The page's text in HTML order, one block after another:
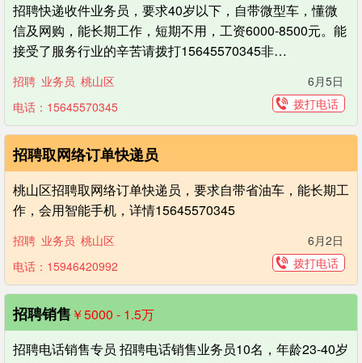
招聘快递收件业务员，要求40岁以下，自带微型车，懂微
信及网购，能长期工作，短期不用，工资6000-8500元。能
接受了服务行业的辛苦请拨打15645570345非…
招聘 业务员 桃山区
6月5日
电话：15645570345
拨打电话
招聘取网络订单快递员
桃山区招聘取网络订单快递员，要求自带省油车，能长期工
作，会用智能手机，详情15645570345
招聘 业务员 桃山区
6月2日
电话：15946420992
拨打电话
招聘销售 ￥5000 - 1.5万
招聘电话销售专员 招聘电话销售业务员10名，年龄23-40岁